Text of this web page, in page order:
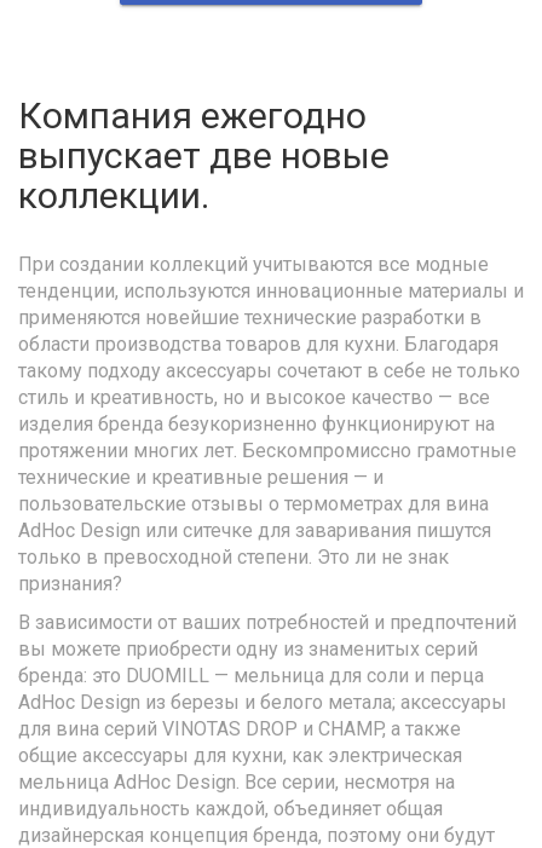
Компания ежегодно
выпускает две новые
коллекции.
При создании коллекций учитываются все модные
тенденции, используются инновационные материалы и
применяются новейшие технические разработки в
области производства товаров для кухни. Благодаря
такому подходу аксессуары сочетают в себе не только
стиль и креативность, но и высокое качество — все
изделия бренда безукоризненно функционируют на
протяжении многих лет. Бескомпромиссно грамотные
технические и креативные решения — и
пользовательские отзывы о термометрах для вина
AdHoc Design или ситечке для заваривания пишутся
только в превосходной степени. Это ли не знак
признания?
В зависимости от ваших потребностей и предпочтений
вы можете приобрести одну из знаменитых серий
бренда: это DUOMILL — мельница для соли и перца
AdHoc Design из березы и белого метала; аксессуары
для вина серий VINOTAS DROP и CHAMP, а также
общие аксессуары для кухни, как электрическая
мельница AdHoc Design. Все серии, несмотря на
индивидуальность каждой, объединяет общая
дизайнерская концепция бренда, поэтому они будут